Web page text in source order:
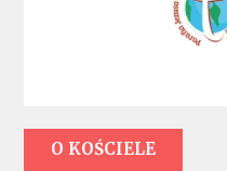
O KOŚCIELE